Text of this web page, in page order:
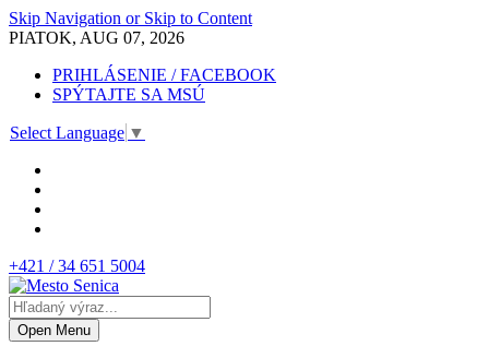
Skip Navigation or Skip to Content
PIATOK, AUG 07, 2026
PRIHLÁSENIE / FACEBOOK
SPÝTAJTE SA MSÚ
Select Language ▼
+421 / 34 651 5004
Open Menu